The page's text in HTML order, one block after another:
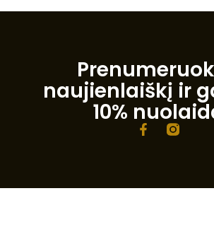
naujienlaiškį ir
10%
F
o